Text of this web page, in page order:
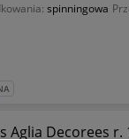
spinningowa
Aglia Decorees r.